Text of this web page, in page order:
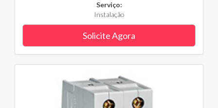
Serviço:
Instalação
Solicite Agora